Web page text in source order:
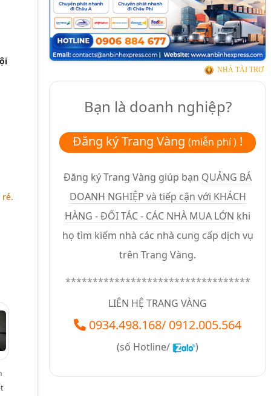
NHÀ TÀI TRỢ
Bạn là doanh nghiệp?
Đăng ký Trang Vàng(miễn phí ) !
Đăng ký Trang Vàng giúp bạn QUẢNG BÁ
DOANH NGHIỆP và tiếp cận với KHÁCH
HÀNG - ĐỐI TÁC - CÁC NHÀ MUA LỚN khi
họ tìm kiếm nhà các nhà cung cấp dịch vụ
trên Trang Vàng.
**********************************
LIÊN HỆ TRANG VÀNG
0934.498.168/ 0912.005.564
(số Hotline/ )